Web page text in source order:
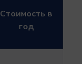
Стоимость в
год